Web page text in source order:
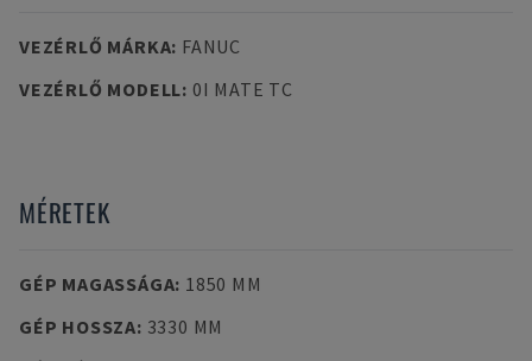
VEZÉRLŐ MÁRKA: FANUC
VEZÉRLŐ MODELL: 0I MATE TC
MÉRETEK
GÉP MAGASSÁGA: 1850 MM
GÉP HOSSZA: 3330 MM